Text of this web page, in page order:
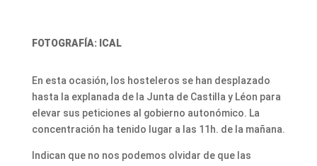
FOTOGRAFÍA: ICAL
En esta ocasión, los hosteleros se han desplazado
hasta la explanada de la Junta de Castilla y Léon para
elevar sus peticiones al gobierno autonómico. La
concentración ha tenido lugar a las 11h. de la mañana.
Indican que no nos podemos olvidar de que las